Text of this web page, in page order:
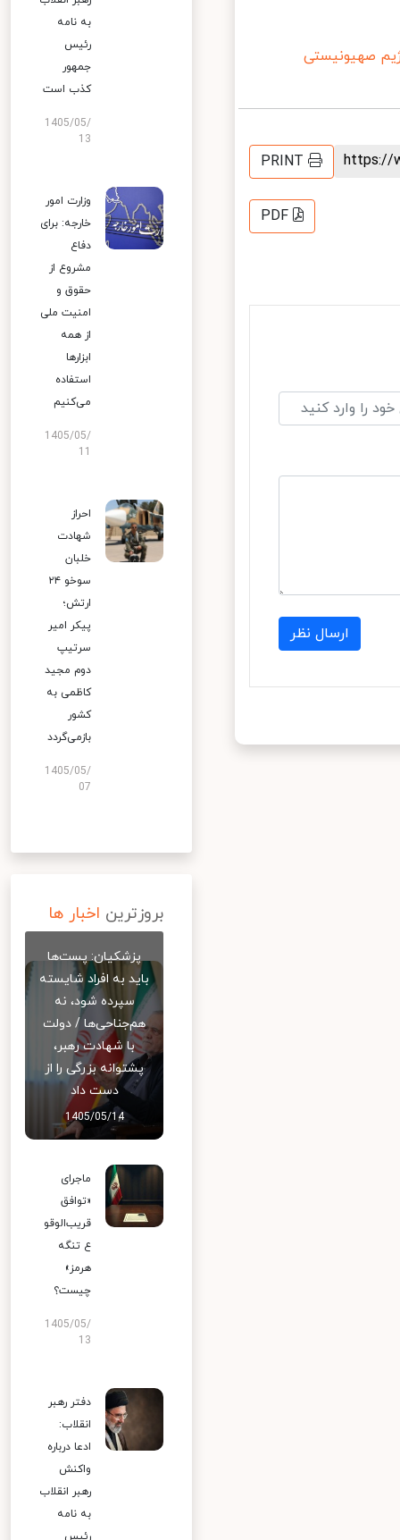
صهیونیستی
PRINT
PDF
ارسال نظر
به نامه
رئیس
جمهور
کذب است
1405/05/
13
وزارت امور
خارجه: برای
دفاع
مشروع از
حقوق و
امنیت ملی
از همه
ابزارها
استفاده
می‌کنیم
1405/05/
احراز
شهادت
خلبان
سوخو ۲۴
ارتش؛
پیکر امیر
سرتیپ
دوم مجید
کاظمی به
کشور
بازمی‌گردد
1405/05/
07
بروزترین اخبار ها
پزشکیان: پست‌ها
باید به افراد شایسته
سپرده شود، نه
هم‌جناحی‌ها / دولت
با شهادت رهبر،
پشتوانه بزرگی را از
دست داد
1405/05/14
ماجرای
«توافق
قریب‌الوقو
ع تنگه
هرمز»
چیست؟
1405/05/
13
دفتر رهبر
انقلاب:
ادعا درباره
واکنش
رهبر انقلاب
به نامه
رئیس